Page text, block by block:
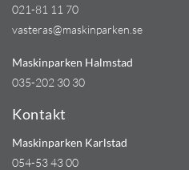
021-81 11 70
vasteras@maskinparken.se
Maskinparken Halmstad
035-202 30 30
Kontakt
Maskinparken Karlstad
054-53 43 00